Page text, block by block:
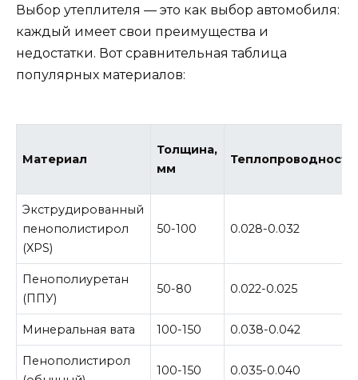
Выбор утеплителя — это как выбор автомобиля:
каждый имеет свои преимущества и
недостатки. Вот сравнительная таблица
популярных материалов:
Материал
Толщина,
мм
Теплопроводность
Экструдированный
пенополистирол
(XPS)
50-100 0.028-0.032
Пенополиуретан
(ППУ)
50-80 0.022-0.025
Минеральная вата 100-150 0.038-0.042
Пенополистирол
100-150 0.035-0.040